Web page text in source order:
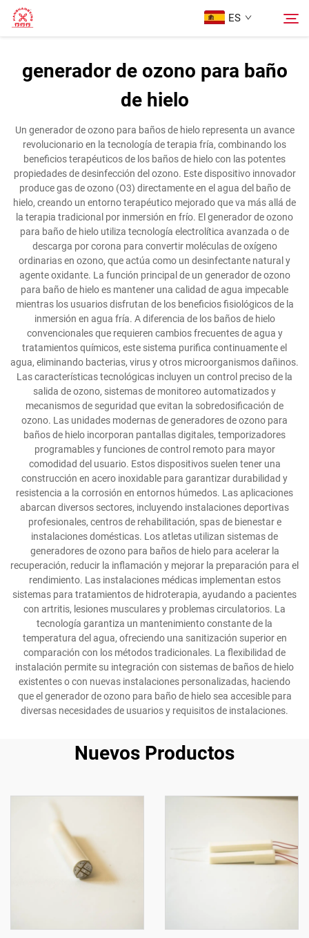
ES
Página Principal
Productos
Sobre Nosotros
Casos
Contáctenos
generador de ozono para baño
de hielo
Un generador de ozono para baños de hielo representa un avance
revolucionario en la tecnología de terapia fría, combinando los
beneficios terapéuticos de los baños de hielo con las potentes
propiedades de desinfección del ozono. Este dispositivo innovador
produce gas de ozono (O3) directamente en el agua del baño de
hielo, creando un entorno terapéutico mejorado que va más allá de
la terapia tradicional por inmersión en frío. El generador de ozono
para baño de hielo utiliza tecnología electrolítica avanzada o de
descarga por corona para convertir moléculas de oxígeno
ordinarias en ozono, que actúa como un desinfectante natural y
agente oxidante. La función principal de un generador de ozono
para baño de hielo es mantener una calidad de agua impecable
mientras los usuarios disfrutan de los beneficios fisiológicos de la
inmersión en agua fría. A diferencia de los baños de hielo
convencionales que requieren cambios frecuentes de agua y
tratamientos químicos, este sistema purifica continuamente el
agua, eliminando bacterias, virus y otros microorganismos dañinos.
Las características tecnológicas incluyen un control preciso de la
salida de ozono, sistemas de monitoreo automatizados y
mecanismos de seguridad que evitan la sobredosificación de
ozono. Las unidades modernas de generadores de ozono para
baños de hielo incorporan pantallas digitales, temporizadores
programables y funciones de control remoto para mayor
comodidad del usuario. Estos dispositivos suelen tener una
construcción en acero inoxidable para garantizar durabilidad y
resistencia a la corrosión en entornos húmedos. Las aplicaciones
abarcan diversos sectores, incluyendo instalaciones deportivas
profesionales, centros de rehabilitación, spas de bienestar e
instalaciones domésticas. Los atletas utilizan sistemas de
generadores de ozono para baños de hielo para acelerar la
recuperación, reducir la inflamación y mejorar la preparación para el
rendimiento. Las instalaciones médicas implementan estos
sistemas para tratamientos de hidroterapia, ayudando a pacientes
con artritis, lesiones musculares y problemas circulatorios. La
tecnología garantiza un mantenimiento constante de la
temperatura del agua, ofreciendo una sanitización superior en
comparación con los métodos tradicionales. La flexibilidad de
instalación permite su integración con sistemas de baños de hielo
existentes o con nuevas instalaciones personalizadas, haciendo
que el generador de ozono para baño de hielo sea accesible para
diversas necesidades de usuarios y requisitos de instalaciones.
Nuevos Productos